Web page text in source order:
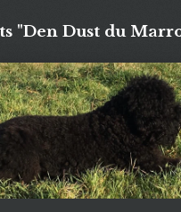
"Den Dust du